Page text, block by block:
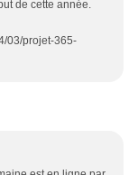
de cette année.
03/projet-365-